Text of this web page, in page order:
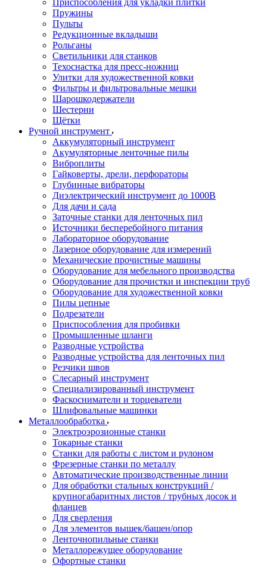
Приспособления для укладки плитки
Пружины
Пульты
Редукционные вкладыши
Рольганы
Светильники для станков
Техоснастка для пресс-ножниц
Улитки для художественной ковки
Фильтры и фильтровальные мешки
Шарошкодержатели
Шестерни
Щётки
Ручной инструмент
Аккумуляторный инструмент
Акумуляторные ленточные пилы
Виброплиты
Гайковерты, дрели, перфораторы
Глубинные вибраторы
Диэлектрический инструмент до 1000В
Для дачи и сада
Заточные станки для ленточных пил
Источники бесперебойного питания
Лабораторное оборудование
Лазерное оборудование для измерений
Механические прочистные машины
Оборудование для мебельного производства
Оборудование для прочистки и инспекции труб
Оборудование для художественной ковки
Пилы цепные
Подрезатели
Приспособления для пробивки
Промышленные шланги
Разводные устройства
Разводные устройства для ленточных пил
Резчики швов
Слесарный инструмент
Специализированный инструмент
Фаскосниматели и торцеватели
Шлифовальные машинки
Металлообработка
Электроэрозионные станки
Токарные станки
Станки для работы с листом и рулоном
Фрезерные станки по металлу
Автоматические производственные линии
Для обработки стальных конструкций /
крупногабаритных листов / трубных досок и
фланцев
Для сверления
Для элементов вышек/башен/опор
Ленточнопильные станки
Металлорежущее оборудование
Офортные станки